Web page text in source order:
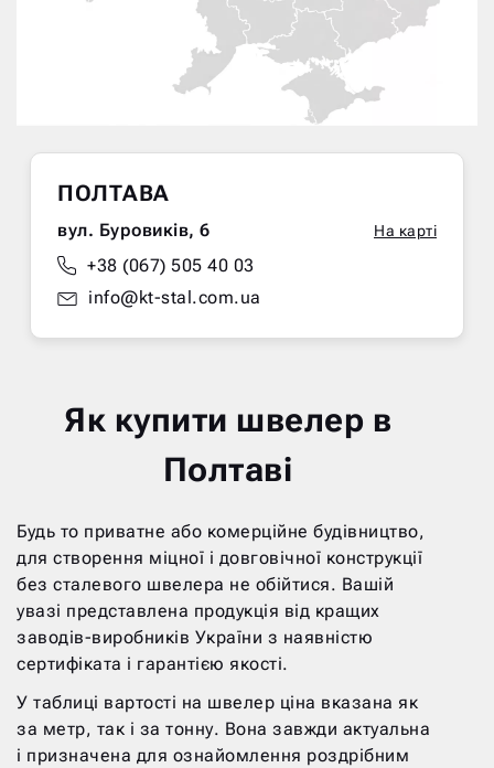
ПОЛТАВА
вул. Буровиків, 6 На карті
+38 (067) 505 40 03
info@kt-stal.com.ua
Як купити швелер в
Полтаві
Будь то приватне або комерційне будівництво,
для створення міцної і довговічної конструкції
без сталевого швелера не обійтися. Вашій
увазі представлена продукція від кращих
заводів-виробників України з наявністю
сертифіката і гарантією якості.
У таблиці вартості на швелер ціна вказана як
за метр, так і за тонну. Вона завжди актуальна
і призначена для ознайомлення роздрібним